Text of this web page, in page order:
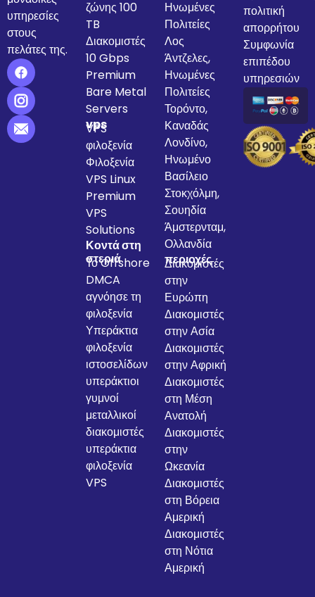
υπηρεσίες
στους
πελάτες της.
ζώνης 100
TB
Διακομιστές
10 Gbps
Premium
Bare Metal
Servers
vps
VPS
φιλοξενία
Φιλοξενία
VPS Linux
Premium
VPS
Solutions
Κοντά στη
στεριά
Το Offshore
DMCA
αγνόησε τη
φιλοξενία
Υπεράκτια
φιλοξενία
ιστοσελίδων
υπεράκτιοι
γυμνοί
μεταλλικοί
διακομιστές
υπεράκτια
φιλοξενία
VPS
Ηνωμένες
Πολιτείες
Λος
Άντζελες,
Ηνωμένες
Πολιτείες
Τορόντο,
Καναδάς
Λονδίνο,
Ηνωμένο
Βασίλειο
Στοκχόλμη,
Σουηδία
Άμστερνταμ,
Ολλανδία
περιοχές
Διακομιστές
στην
Ευρώπη
Διακομιστές
στην Ασία
Διακομιστές
στην Αφρική
Διακομιστές
στη Μέση
Ανατολή
Διακομιστές
στην
Ωκεανία
Διακομιστές
στη Βόρεια
Αμερική
Διακομιστές
στη Νότια
Αμερική
πολιτική
απορρήτου
Συμφωνία
επιπέδου
υπηρεσιών